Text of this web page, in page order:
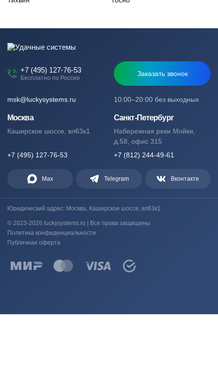
+7 (495) 127-76-53
Бесплатно по России
Заказать звонок
10:00–20:00 без выходных
msk@luckysystems.ru
Москва
Каширское шоссе, вл63к1
+7 (495) 127-76-53
Санкт-Петербург
Набережная реки Мойки,
д.58, офис 315
+7 (812) 244-49-61
Max Telegram Вконтакте
Юридический адрес: Москва, Каширское шоссе, вл63к1
© 2023-2026 luckysystems.ru | Все права защищены
Политика конфиденциальности
Публичная оферта